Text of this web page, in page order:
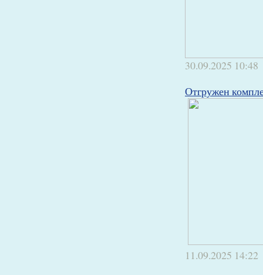
30.09.2025 10:48
Отгружен
11.09.2025 14:22